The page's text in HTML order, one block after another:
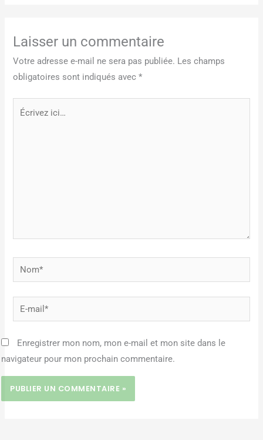
Laisser un commentaire
Votre adresse e-mail ne sera pas publiée. Les champs
obligatoires sont indiqués avec*
Écrivez
Nom*
mail*
Enregistrer mon nom, mon e-mail et mon site dans le
navigateur pour mon prochain commentaire.